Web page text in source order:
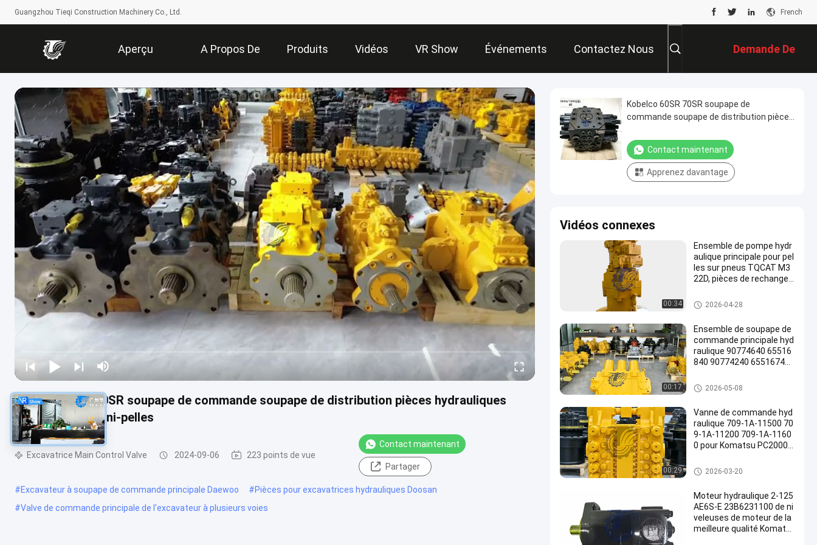
Guangzhou Tieqi Construction Machinery Co., Ltd. French
Aperçu A Propos De
Nous
Produits Vidéos VR Show Événements Contactez Nous Demande De
Soumission
Kobelco 60SR 70SR soupape de commande soupape de distribution pièces hydrauliques
réparation de mini-pelles
Excavatrice Main Control Valve 2024-09-06 223 points de vue
Contact maintenant
Partager
#Excavateur à soupape de commande principale Daewoo #Pièces pour excavatrices hydrauliques Doosan
#Valve de commande principale de l'excavateur à plusieurs voies
Kobelco 60SR 70SR soupape de
commande soupape de distribution pièces
Contact maintenant
Apprenez davantage
Vidéos connexes
00:34
Ensemble de pompe hydr
aulique principale pour pel
les sur pneus TQCAT M3
22D, pièces de rechange r
196-8429 251-8036 432-8
163 251-8037 432-8569
Excavatrice Hydraulic Pump
2026-04-28
00:17
Ensemble de soupape de
commande principale hyd
raulique 90774640 65516
840 90774240 65516740
000-6 PC4000-6, pièces d
e rechange pour mines de
Excavatrice Main Control Valv
e
2026-05-08
00:29
Vanne de commande hyd
raulique 709-1A-11500 70
9-1A-11200 709-1A-1160
0 pour Komatsu PC2000-
Excavatrice Main Control Valv
e
2026-03-20
Moteur hydraulique 2-125
AE6S-E 23B6231100 de ni
veleuses de moteur de la
meilleure qualité Komats